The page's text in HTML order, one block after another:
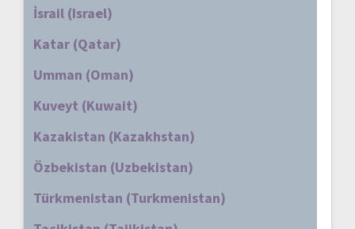
İsrail (Israel)
Katar (Qatar)
Umman (Oman)
Kuveyt (Kuwait)
Kazakistan (Kazakhstan)
Özbekistan (Uzbekistan)
Türkmenistan (Turkmenistan)